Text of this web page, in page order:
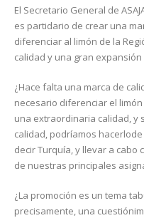
El Secretario General de
es partidario de crear una
diferenciar al limón de la
calidad y una gran
¿Hace falta una marca de
necesario diferenciar el
una extraordinaria calidad, y
calidad, podríamos
decir Turquía, y llevar a cabo
de nuestras principales
¿La promoción es un tema
precisamente, una